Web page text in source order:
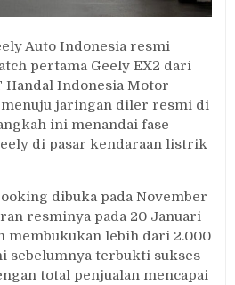
Auto Indonesia resmi
pertama Geely EX2 dari
Indonesia Motor
jaringan diler resmi di
ini menandai fase
di pasar kendaraan listrik
dibuka pada November
resminya pada 20 Januari
membukukan lebih dari 2.000
sebelumnya terbukti sukses
total penjualan mencapai